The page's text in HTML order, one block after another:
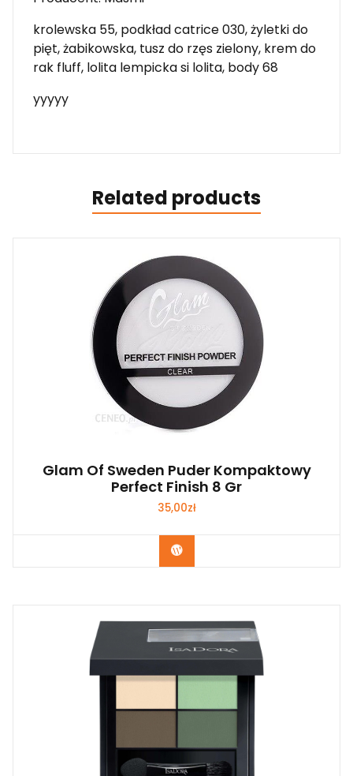
krolewska 55, podkład catrice 030, żyletki do
pięt, żabikowska, tusz do rzęs zielony, krem do
rak fluff, lolita lempicka si lolita, body 68
yyyyy
Related products
Glam Of Sweden Puder Kompaktowy
Perfect Finish 8 Gr
35,00zł
Zobacz